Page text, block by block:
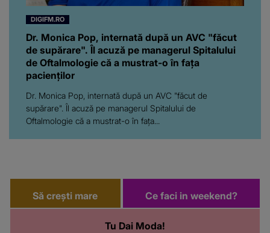
DIGIFM.RO
Dr. Monica Pop, internată după un AVC "făcut
de supărare". Îl acuză pe managerul Spitalului
de Oftalmologie că a mustrat-o în fața
pacienților
Dr. Monica Pop, internată după un AVC "făcut de
supărare". Îl acuză pe managerul Spitalului de
Oftalmologie că a mustrat-o în fața...
Să crești mare
Tu Dai Moda!
Ce faci in weekend?